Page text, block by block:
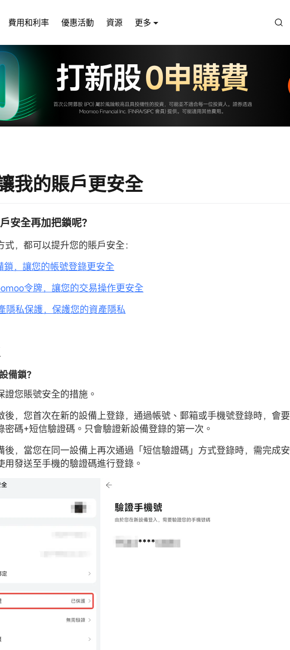
費用和利率 優惠活動 資源 更多
我的賬戶更安全
安全再加把鎖呢？
式，都可以提升您的賬戶安全：
鎖，讓您的帳號登錄更安全
令牌，讓您的交易操作更安全
隱私保護，保護您的資產隱私
備鎖？
證您賬號安全的措施。
後，您首次在新的設備上登錄，通過帳號、郵箱或手機號登錄時，會要
密碼+短信驗證碼。只會驗證新設備登錄的第一次。
後，當您在同一設備上再次通過「短信驗證碼」方式登錄時，需完成安
用發送至手機的驗證碼進行登錄。